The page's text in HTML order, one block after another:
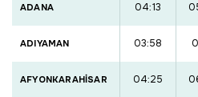
ADANA 04:13
ADIYAMAN 03:58
AFYONKARAHİSAR 04:25